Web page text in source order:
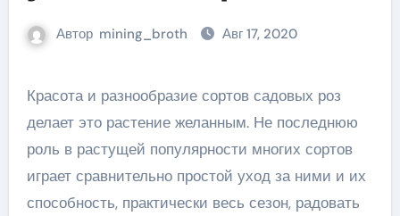
Автор mining_broth Авг 17, 2020
Красота и разнообразие сортов садовых роз
делает это растение желанным. Не последнюю
роль в растущей популярности многих сортов
играет сравнительно простой уход за ними и их
способность, практически весь сезон, радовать